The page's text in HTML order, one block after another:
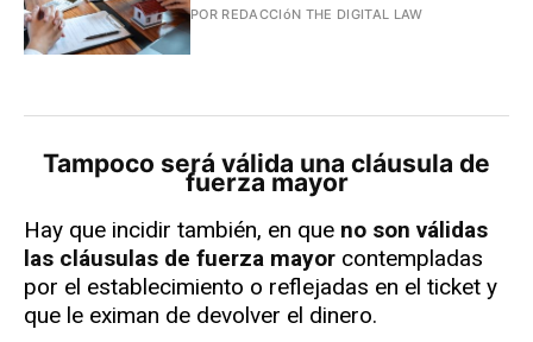
POR REDACCIóN THE DIGITAL LAW
Tampoco será válida una cláusula de
fuerza mayor
Hay que incidir también, en que no son válidas
las cláusulas de fuerza mayor contempladas
por el establecimiento o reflejadas en el ticket y
que le eximan de devolver el dinero.